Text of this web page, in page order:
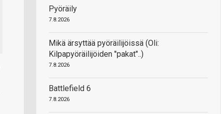
Pyöräily
7.8.2026
Mikä ärsyttää pyöräilijöissä (Oli:
Kilpapyöräilijöiden "pakat"..)
7.8.2026
Battlefield 6
7.8.2026